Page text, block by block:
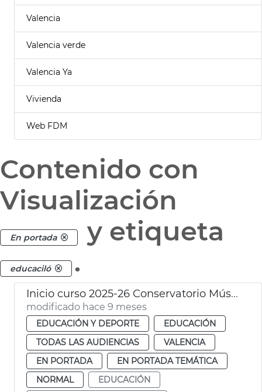
Valencia
Valencia verde
Valencia Ya
Vivienda
Web FDM
Contenido con
Visualización
En portada y etiqueta
educaciló .
Inicio curso 2025-26 Conservatorio Música Jose Iturbi
modificado hace 9 meses
EDUCACIÓN Y DEPORTE
EDUCACIÓN
TODAS LAS AUDIENCIAS
VALENCIA
EN PORTADA
EN PORTADA TEMÁTICA
NORMAL
EDUCACIÓN